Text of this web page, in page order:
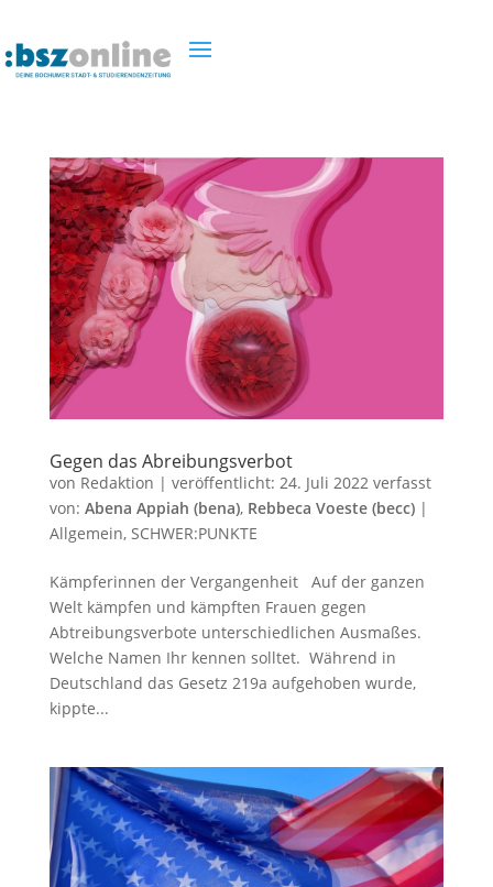
Gegen das Abreibungsverbot
von Redaktion | veröffentlicht: 24. Juli 2022verfasst
von: Abena Appiah (bena), Rebbeca Voeste (becc)|
Allgemein, SCHWER:PUNKTE
Kämpferinnen der Vergangenheit Auf der ganzen
Welt kämpfen und kämpften Frauen gegen
Abtreibungsverbote unterschiedlichen Ausmaßes.
Welche Namen Ihr kennen solltet. Während in
Deutschland das Gesetz 219a aufgehoben wurde,
kippte...